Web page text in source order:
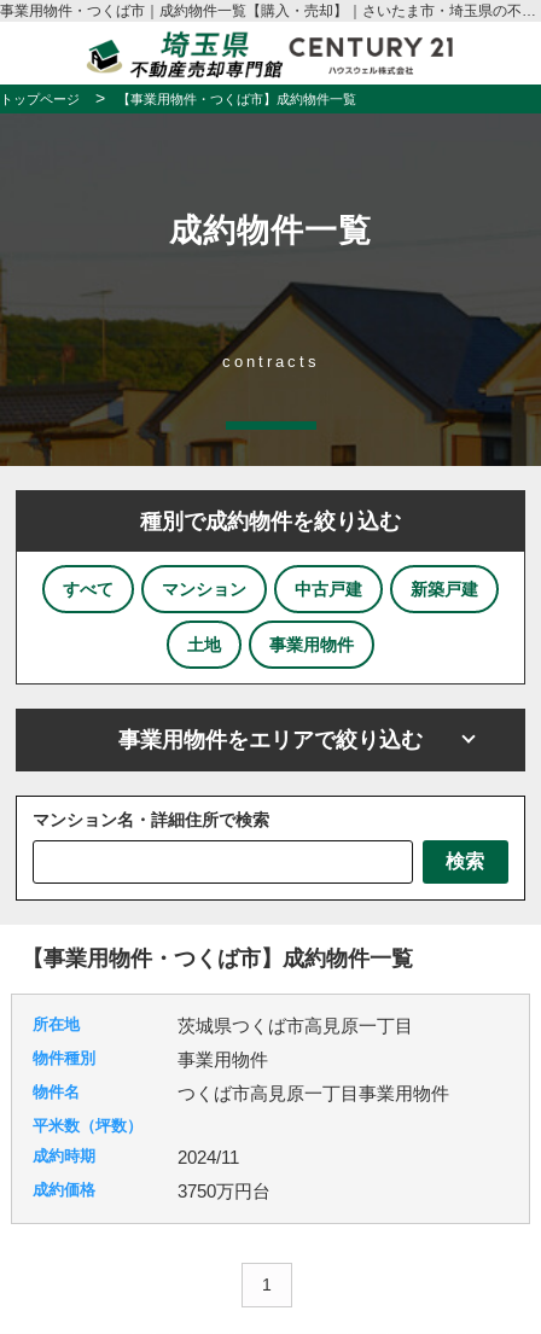
事業用物件・つくば市｜成約物件一覧【購入・売却】｜さいたま市・埼玉県の不動産売却はハウスウェル
トップページ 【事業用物件・つくば市】成約物件一覧
成約物件一覧
contracts
種別で成約物件を絞り込む
すべて マンション 中古戸建 新築戸建
土地 事業用物件
事業用物件をエリアで絞り込む
三郷市
八潮市
北本市 吉川市 和光市
宮代町
杉戸町
東松山市 松伏町 桶川市
久喜市
蕨市
上里町 伊奈町
吉見町
日高市
鶴ヶ島市 加須市
羽生市
幸手市 北葛飾郡 富士見市 所沢市
台東区 東京都北区 足立区
マンション名・詳細住所で検索
検索
【事業用物件・つくば市】成約物件一覧
茨城県つくば市高見原一丁目
事業用物件
つくば市高見原一丁目事業用物件
2024/11
3750万円台
1